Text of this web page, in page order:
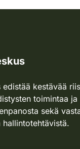
edistää kestävää
toimintaa ja
sekä